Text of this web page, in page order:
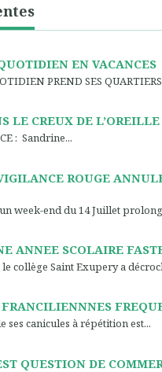
EN VACANCES
PREND SES
LE CREUX DE L’OREILLE
: Sandrine...
ROUGE
week-end du 14 Juillet
ANNEE SCOLAIRE
collège Saint Exupery a
ses canicules à répétition est...
QUESTION DE